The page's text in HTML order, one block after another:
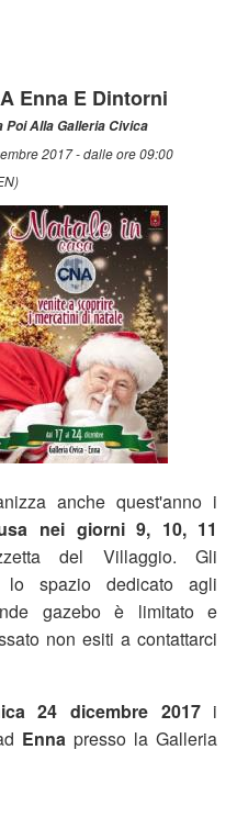
Enna E Dintorni
Alla Galleria Civica
2017 - dalle ore 09:00
anche quest'anno i
nei giorni 9, 10, 11
del Villaggio. Gli
lo spazio dedicato agli
gazebo è limitato e
non esiti a contattarci
24 dicembre 2017i
Ennapresso la Galleria